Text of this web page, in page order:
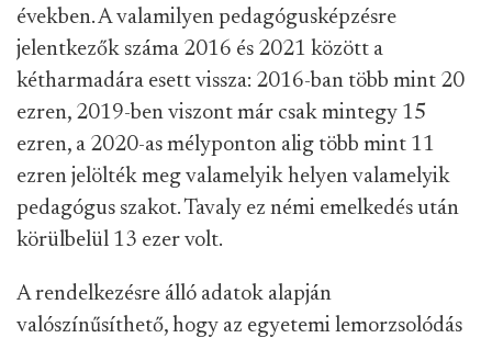
években. A valamilyen pedagógusképzésre
jelentkezők száma 2016 és 2021 között a
kétharmadára esett vissza: 2016-ban több mint 20
ezren, 2019-ben viszont már csak mintegy 15
ezren, a 2020-as mélyponton alig több mint 11
ezren jelölték meg valamelyik helyen valamelyik
pedagógus szakot. Tavaly ez némi emelkedés után
körülbelül 13 ezer volt.
A rendelkezésre álló adatok alapján
valószínűsíthető, hogy az egyetemi lemorzsolódás